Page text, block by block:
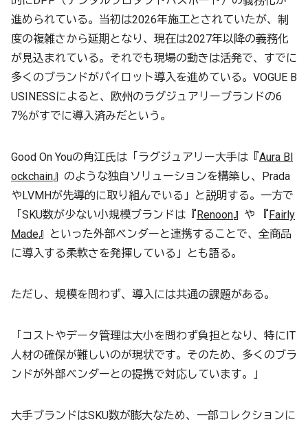
進められている。当初は2026年施工とされていたが、制
度の複雑さから延期となり、現在は2027年以降の義務化
が見込まれている。それでも現場の動きは活発で、すでに
多くのブランドがパイロット導入を進めている。VOGUE B
USINESSによると、欧州のラグジュアリーブランドの6
7％がすでに導入済みだという。
Good On Youの角江氏は「ラグジュアリー大手は『Aura Bl
ockchain』のような独自ソリューションを構築し、Prada
やLVMHが先導的に取り組んでいる」と説明する。一方で
「SKU数が少ない小規模ブランドは『 Renoon』や 『 Fairly
Made』といった外部ベンダーと連携することで、全商品
に導入する柔軟さを発揮している」とも語る。
ただし、規模を問わず、導入には共通の課題がある。
「コストやデータ管理は大小を問わず負担となり、特にIT
人材の確保が難しいのが現状です。そのため、多くのブラ
ンドが外部ベンダーとの提携で対応しています。」
大手ブランドはSKU数が膨大なため、一部コレクションに